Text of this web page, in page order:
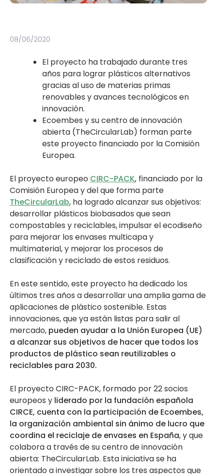
08/06/2020
El proyecto ha trabajado durante tres
años para lograr plásticos alternativos
gracias al uso de materias primas
renovables y avances tecnológicos en
innovación.
Ecoembes y su centro de innovación
abierta (TheCircularLab) forman parte
este proyecto financiado por la Comisión
Europea.
El proyecto europeo CIRC-PACK, financiado por la
Comisión Europea y del que forma parte
TheCircularLab, ha logrado alcanzar sus objetivos:
desarrollar plásticos biobasados que sean
compostables y reciclables, impulsar el ecodiseño
para mejorar los envases multicapa y
multimaterial, y mejorar los procesos de
clasificación y reciclado de estos residuos.
En este sentido, este proyecto ha dedicado los
últimos tres años a desarrollar una amplia gama de
aplicaciones de plástico sostenible. Estas
innovaciones, que ya están listas para salir al
mercado, pueden ayudar a la Unión Europea (UE)
a alcanzar sus objetivos de hacer que todos los
productos de plástico sean reutilizables o
reciclables para 2030.
El proyecto CIRC-PACK, formado por 22 socios
europeos y liderado por la fundación española
CIRCE, cuenta con la participación de Ecoembes,
la organización ambiental sin ánimo de lucro que
coordina el reciclaje de envases en España, y que
colabora a través de su centro de innovación
abierta: TheCircularLab. Esta iniciativa se ha
orientado a investigar sobre los tres aspectos que